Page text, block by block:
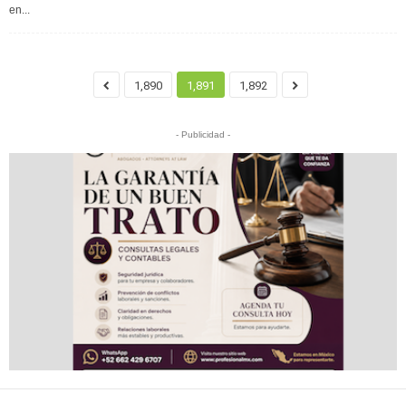
en...
1,890 1,891 1,892
- Publicidad -